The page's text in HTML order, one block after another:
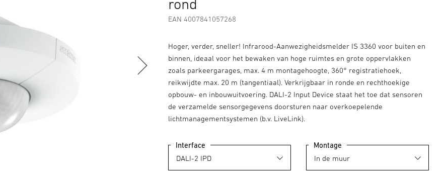
rond
EAN 4007841057268
Hoger, verder, sneller! Infrarood-Aanwezigheidsmelder IS 3360 voor buiten en
binnen, ideaal voor het bewaken van hoge ruimtes en grote oppervlakken
zoals parkeergarages, max. 4 m montagehoogte, 360° registratiehoek,
reikwijdte max. 20 m (tangentiaal). Verkrijgbaar in ronde en rechthoekige
opbouw- en inbouwuitvoering. DALI-2 Input Device staat het toe dat sensoren
de verzamelde sensorgegevens doorsturen naar overkoepelende
lichtmanagementsystemen (b.v. LiveLink).
Interface Montage